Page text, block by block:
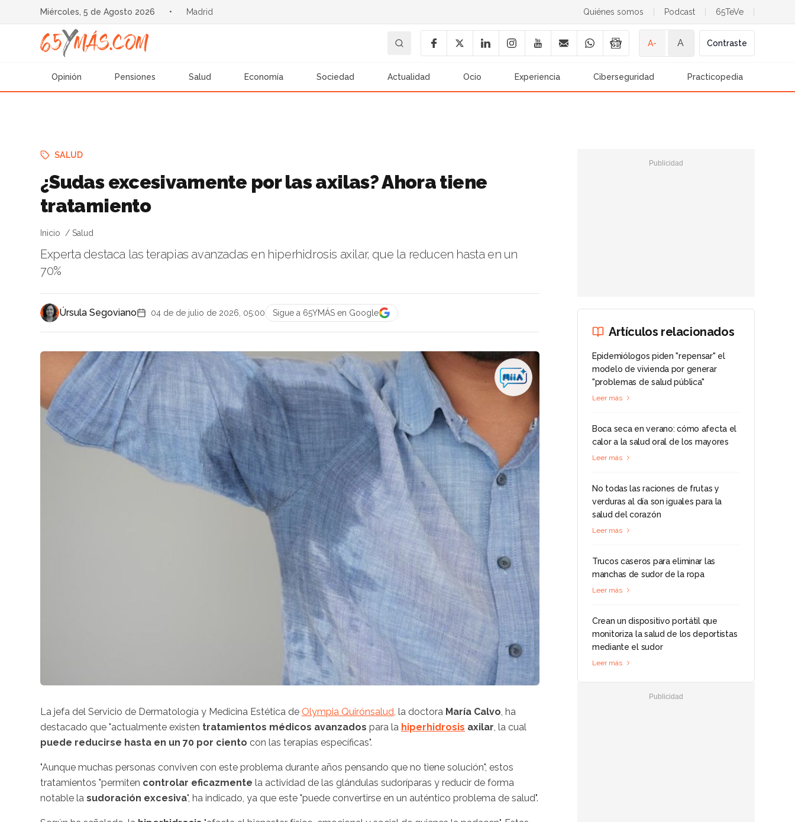
Miércoles, 5 de Agosto 2026 • Madrid Quiénes somos Podcast 65TeVe
A- A Contraste
Opinión Pensiones Salud Economía Sociedad Actualidad Ocio Experiencia Ciberseguridad Practicopedia
SALUD
¿Sudas excesivamente por las axilas? Ahora tiene
tratamiento
Inicio Salud
Experta destaca las terapias avanzadas en hiperhidrosis axilar, que la reducen hasta en un
70%
Úrsula Segoviano 04 de de julio de 2026, 05:00 Sigue a 65YMÁS en Google
La jefa del Servicio de Dermatología y Medicina Estética de Olympia Quirónsalud, la doctora María Calvo , ha
destacado que "actualmente existen tratamientos médicos avanzados para la hiperhidrosis axilar , la cual
puede reducirse hasta en un 70 por ciento con las terapias específicas".
"Aunque muchas personas conviven con este problema durante años pensando que no tiene solución", estos
tratamientos "permiten controlar eficazmente la actividad de las glándulas sudoríparas y reducir de forma
notable la sudoración excesiva", ha indicado, ya que este "puede convertirse en un auténtico problema de salud".
Artículos relacionados
Epidemiólogos piden "repensar" el
modelo de vivienda por generar
"problemas de salud pública"
Leer más
Boca seca en verano: cómo afecta el
calor a la salud oral de los mayores
Leer más
No todas las raciones de frutas y
verduras al día son iguales para la
salud del corazón
Leer más
Trucos caseros para eliminar las
manchas de sudor de la ropa
Leer más
Crean un dispositivo portátil que
monitoriza la salud de los deportistas
mediante el sudor
Leer más